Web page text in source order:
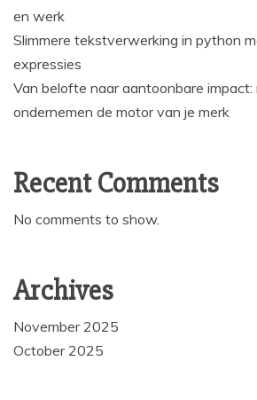
en werk
Slimmere tekstverwerking in python
expressies
Van belofte naar aantoonbare impact:
ondernemen de motor van je merk
Recent Comments
No comments to show.
Archives
November 2025
October 2025